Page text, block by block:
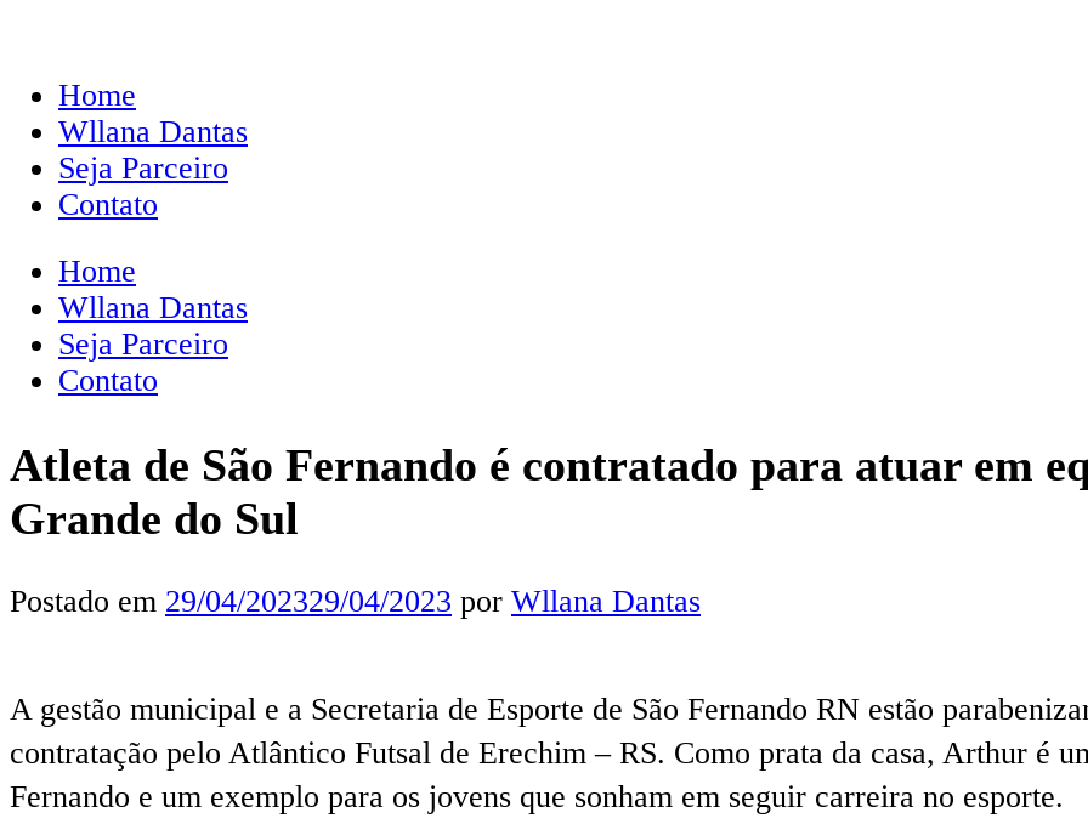
Home
Wllana Dantas
Seja Parceiro
Contato
Home
Wllana Dantas
Seja Parceiro
Contato
Atleta de São Fernando é contratado para atuar em
Grande do Sul
Postado em 29/04/202329/04/2023 por Wllana Dantas
A gestão municipal e a Secretaria de Esporte de São Fernando RN estão
contratação pelo Atlântico Futsal de Erechim – RS. Como prata da casa, Arthur é
Fernando e um exemplo para os jovens que sonham em seguir carreira no esporte.